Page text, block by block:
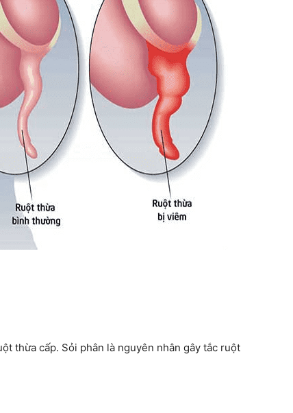
thừa cấp. Sỏi phân là nguyên nhân gây tắc ruột